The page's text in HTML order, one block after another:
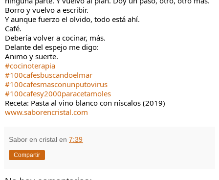
Borro y vuelvo a escribir.
Y aunque fuerzo el olvido, todo está ahí.
Café.
Debería volver a cocinar, más.
Delante del espejo me digo:
Animo y suerte.
#cocinoterapia
#100cafesbuscandoelmar
#100cafesmasconunputovirus
#100cafesy2000paracetamoles
Receta: Pasta al vino blanco con níscalos (2019)
www.saborencristal.com
Sabor en cristal en 7:39
Compartir